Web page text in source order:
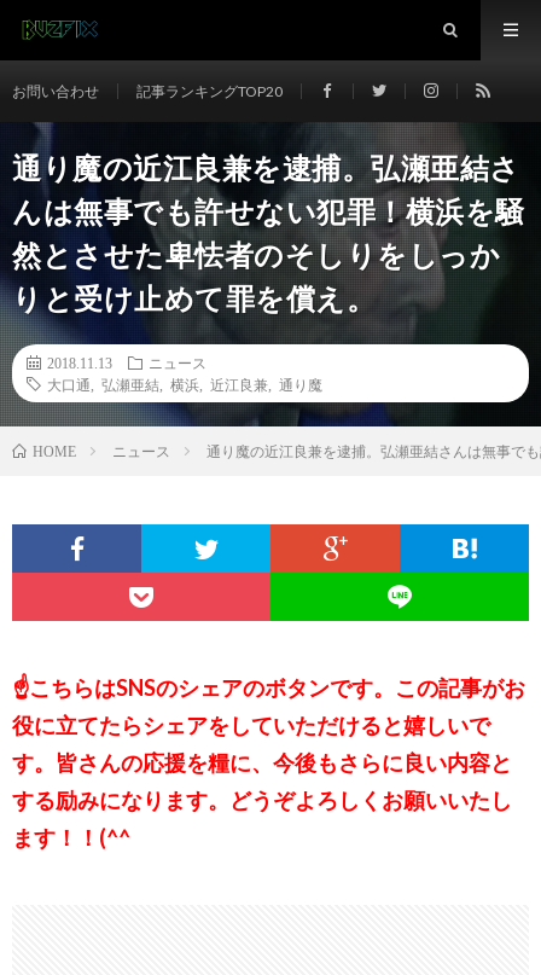
お問い合わせ 記事ランキングTOP20
通り魔の近江良兼を逮捕。弘瀬亜結さ
んは無事でも許せない犯罪！横浜を騒
然とさせた卑怯者のそしりをしっか
りと受け止めて罪を償え。
2018.11.13
ニュース
大口通
弘瀬亜結 横浜 近江良兼 通り魔
HOME ニュース 通り魔の近江良兼を逮捕。弘瀬亜結さんは無事で
☝こちらはSNSのシェアのボタンです。この記事がお
役に立てたらシェアをしていただけると嬉しいで
す。皆さんの応援を糧に、今後もさらに良い内容と
する励みになります。どうぞよろしくお願いいたし
ます！！(^^